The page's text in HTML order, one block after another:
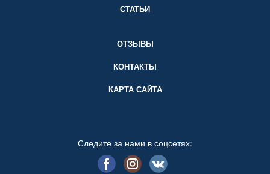
СТАТЬИ
ОТЗЫВЫ
КОНТАКТЫ
КАРТА САЙТА
Следите за нами в соцсетях: